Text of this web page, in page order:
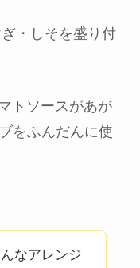
・しそを盛り付
トソースがあが
をふんだんに使
なアレンジ